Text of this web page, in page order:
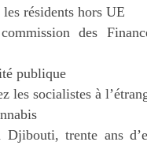
résidents hors UE
des
publique
les socialistes à
trente ans